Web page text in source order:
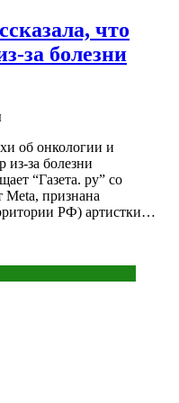
что
за болезни
об онкологии и
из-за болезни
“Газета. ру” со
Meta, признана
РФ) артистки…